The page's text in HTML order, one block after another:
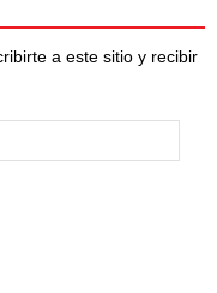
a este sitio y recibir